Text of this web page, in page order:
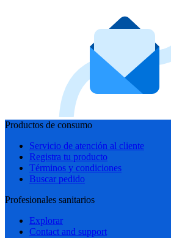
Productos de consumo
Servicio de atención al cliente
Registra tu producto
Términos y condiciones
Buscar pedido
Profesionales sanitarios
Explorar
Contact and support